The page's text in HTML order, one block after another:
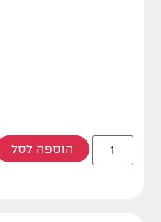
הוספה לסל